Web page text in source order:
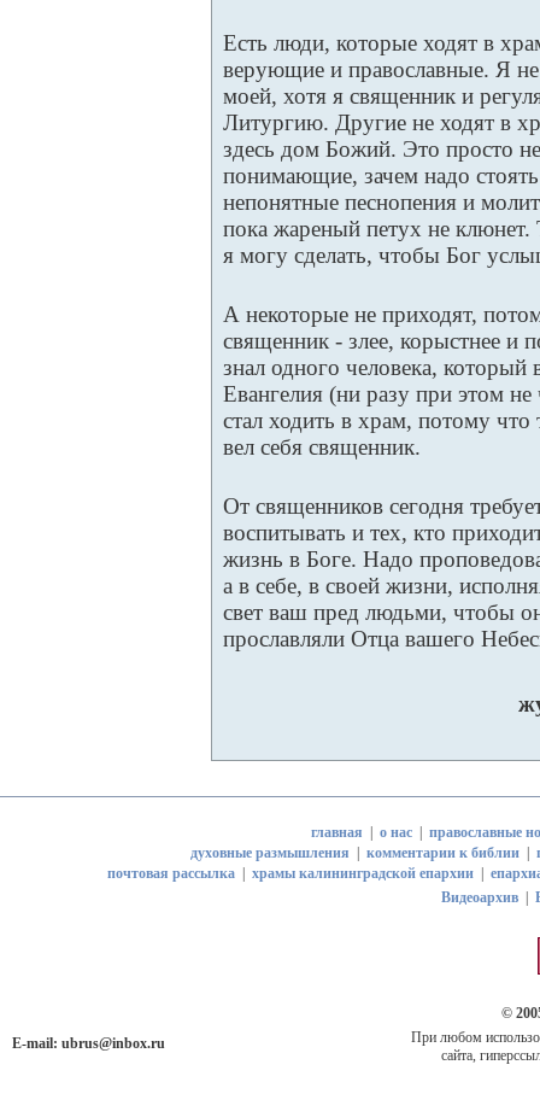
Есть люди, которые ходят в
верующие и православные. Я
моей, хотя я священник и
Литургию. Другие не ходят в
здесь дом Божий. Это просто
понимающие, зачем надо
непонятные песнопения и
пока жареный петух не
я могу сделать, чтобы Бог
А некоторые не приходят,
священник - злее, корыстнее
знал одного человека,
Евангелия (ни разу при этом
стал ходить в храм, потому
вел себя священник.
От священников сегодня
воспитывать и тех, кто
жизнь в Боге. Надо
а в себе, в своей жизни,
свет ваш пред людьми, чтобы
прославляли Отца вашего
главная о нас| православные
духовные размышления
комментарии к библии
почтовая рассылка| храмы калининградской епархии|
Видеоархив
E-mail: ubrus@inbox.ru
©
При любом
сайта,